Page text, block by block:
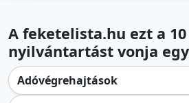
A feketelista.hu ezt a
nyilvántartást vonja
Adóvégrehajtások